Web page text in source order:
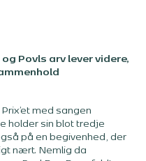
Povls arv lever videre,
med sangen
holder sin blot tredje
på en begivenhed, der
nært. Nemlig da